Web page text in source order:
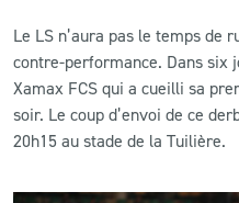
Le LS n’aura pas le temps de
contre-performance. Dans six
Xamax FCS qui a cueilli sa
soir. Le coup d’envoi de ce
20h15 au stade de la Tuilière.